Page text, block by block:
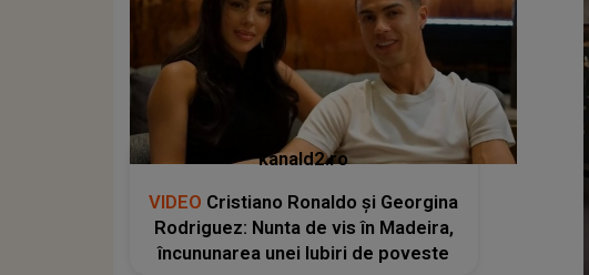
kanald2.ro
VIDEO Cristiano Ronaldo și Georgina
Rodriguez: Nunta de vis în Madeira,
încununarea unei Iubiri de poveste